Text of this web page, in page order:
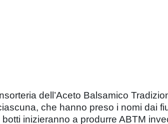
dell’Aceto Balsamico
che hanno preso i nomi dai
inizieranno a produrre ABTM